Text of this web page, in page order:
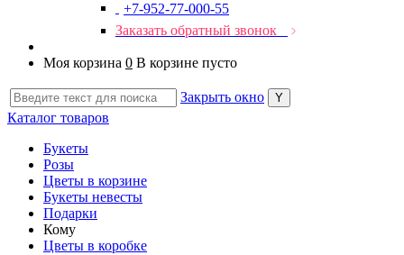
+7-952-77-000-55
Заказать обратный звонок
Моя корзина 0 В корзине пусто
Закрыть окно
Каталог товаров
Букеты
Розы
Цветы в корзине
Букеты невесты
Подарки
Кому
Цветы в коробке